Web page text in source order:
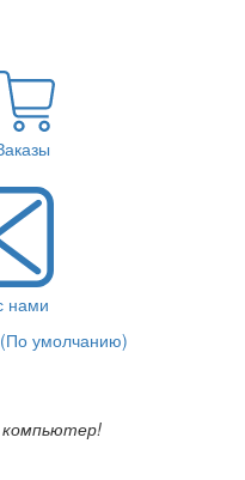
нами
компьютер!